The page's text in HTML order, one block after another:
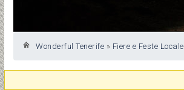
Wonderful Tenerife » Fiere e Feste Locale